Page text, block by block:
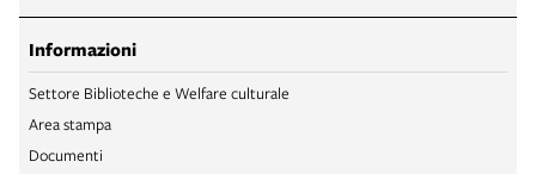
Informazioni
Settore Biblioteche e Welfare culturale
Area stampa
Documenti